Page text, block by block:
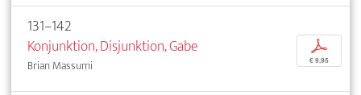
131–142
Konjunktion, Disjunktion, Gabe
Brian Massumi
p
€ 9,95